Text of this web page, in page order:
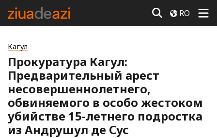
RO
Кагул
Прокуратура Кагул:
Предварительный арест
несовершеннолетнего,
обвиняемого в особо жестоком
убийстве 15-летнего подростка
из Андрушул де Сус